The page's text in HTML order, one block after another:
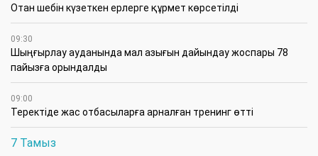
Отан шебін күзеткен ерлерге құрмет көрсетілді
09:30
​Шыңғырлау ауданында мал азығын дайындау жоспары 78
пайызға орындалды
09:00
​Теректіде жас отбасыларға арналған тренинг өтті
7 Тамыз